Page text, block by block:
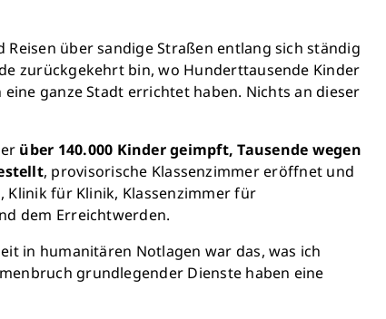
über sandige Straßen entlang sich ständig
zurückgekehrt bin, wo Hunderttausende Kinder
ganze Stadt errichtet haben. Nichts an dieser
über 140.000 Kinder geimpft, Tausende wegen
, provisorische Klassenzimmer eröffnet und
Klinik für Klinik, Klassenzimmer für
dem Erreichtwerden.
in humanitären Notlagen war das, was ich
grundlegender Dienste haben eine